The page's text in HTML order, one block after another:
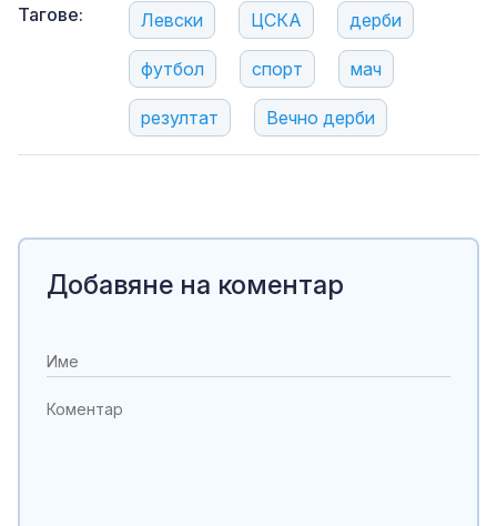
Тагове: Левски ЦСКА дерби
футбол спорт мач
резултат Вечно дерби
Добавяне на коментар